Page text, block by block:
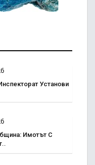
Установи
Имотът С